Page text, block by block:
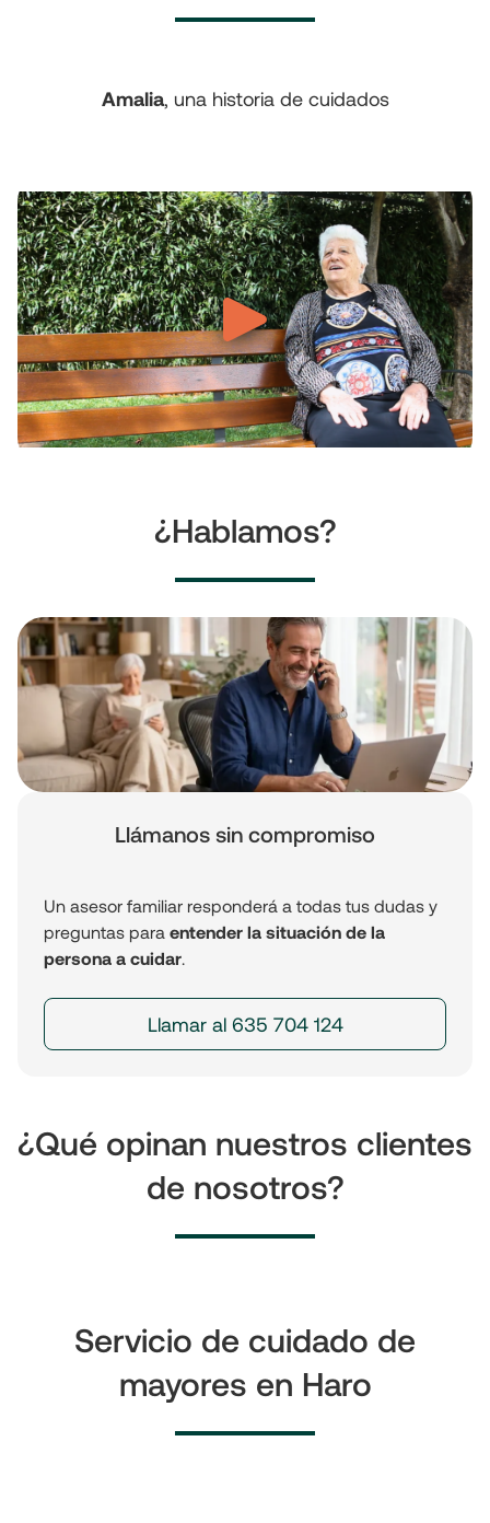
Amalia, una historia de cuidados
¿Hablamos?
Llámanos sin compromiso
Un asesor familiar responderá a todas tus dudas y
preguntas para entender la situación de la
persona a cuidar.
Llamar al 635 704 124
¿Qué opinan nuestros clientes
de nosotros?
Servicio de cuidado de
mayores en Haro